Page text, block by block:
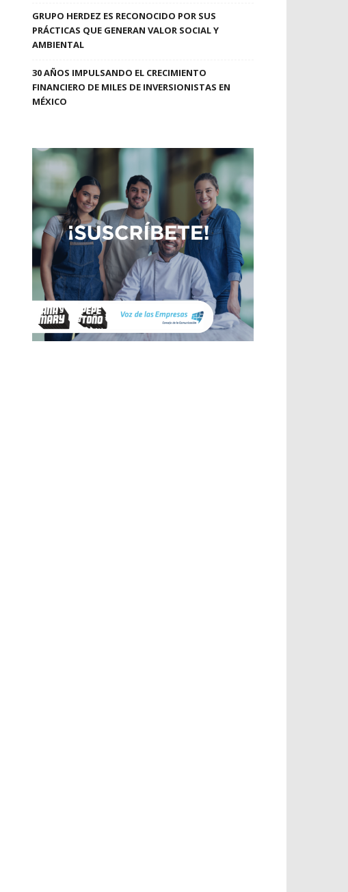
GRUPO HERDEZ ES RECONOCIDO POR SUS
PRÁCTICAS QUE GENERAN VALOR SOCIAL Y
AMBIENTAL
30 AÑOS IMPULSANDO EL CRECIMIENTO
FINANCIERO DE MILES DE INVERSIONISTAS EN
MÉXICO